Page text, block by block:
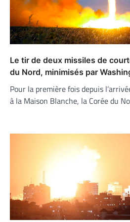
Le tir de deux missiles de
du Nord, minimisés par
Pour la première fois depuis
à la Maison Blanche, la Corée du